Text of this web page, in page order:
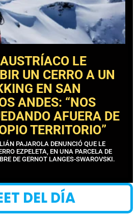
LE
UN CERRO A UN
EN SAN
ANDES: “NOS
AFUERA DE
TERRITORIO”
PAJAROLA DENUNCIÓ QUE LE
EZPELETA, EN UNA PARCELA DE
DE GERNOT LANGES-SWAROVSKI.
DEL DÍA